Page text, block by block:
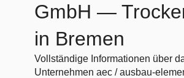
GmbH —
in Bremen
Vollständige Informationen über
Unternehmen aec / ausbau-